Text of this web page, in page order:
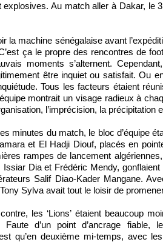
explosives. Au match aller à Dakar, le
la machine sénégalaise avant
ça le propre des rencontres de
moments s’alternent.
être inquiet ou satisfait. Ou
Tous les facteurs étaient
montrait un visage radieux à
l’imprécision, la précipitation
minutes du match, le bloc d’équipe
et El Hadji Diouf, placés en
rampes de lancement
Dia et Frédéric Mendy,
Salif Diao-Kader Mangane.
Sylva avait tout le loisir de
les ‘Lions’ étaient beaucoup
Faute d’un point d’ancrage fiable,
qu’en deuxième mi-temps, avec